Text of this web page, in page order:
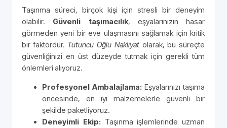
Taşınma süreci, birçok kişi için stresli bir deneyim
olabilir. Güvenli taşımacılık, eşyalarınızın hasar
görmeden yeni bir eve ulaşmasını sağlamak için kritik
bir faktördür. Tutuncu Oğlu Nakliyatolarak, bu süreçte
güvenliğinizi en üst düzeyde tutmak için gerekli tüm
önlemleri alıyoruz.
Profesyonel Ambalajlama: Eşyalarınızı taşıma
öncesinde, en iyi malzemelerle güvenli bir
şekilde paketliyoruz.
Deneyimli Ekip: Taşınma işlemlerinde uzman